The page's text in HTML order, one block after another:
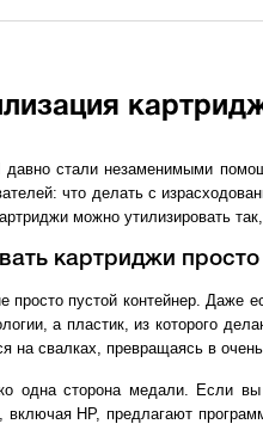
давно стали незаменимыми
что делать с
можно утилизировать
картриджи
пустой контейнер. Даже
а пластик, из которого
на свалках, превращаясь в
одна сторона медали. Если
включая HP, предлагают